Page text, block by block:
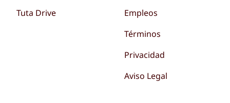
Tuta Drive
Empleos
Términos
Privacidad
Aviso Legal